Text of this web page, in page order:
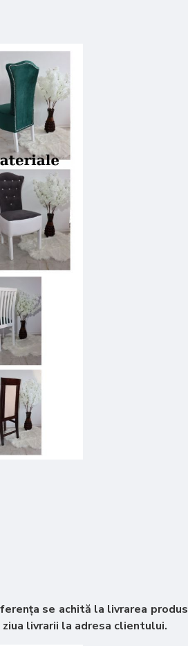
se achită la livrarea
livrarii la adresa clientului.